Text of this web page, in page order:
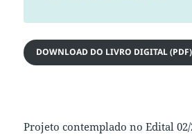
DOWNLOAD DO LIVRO DIGITAL (PDF)
Projeto contemplado no Edital 02/